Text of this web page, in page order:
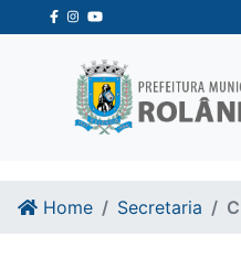
Ir para o conteudo
Ir para o fim do conteudo
Home Secretaria